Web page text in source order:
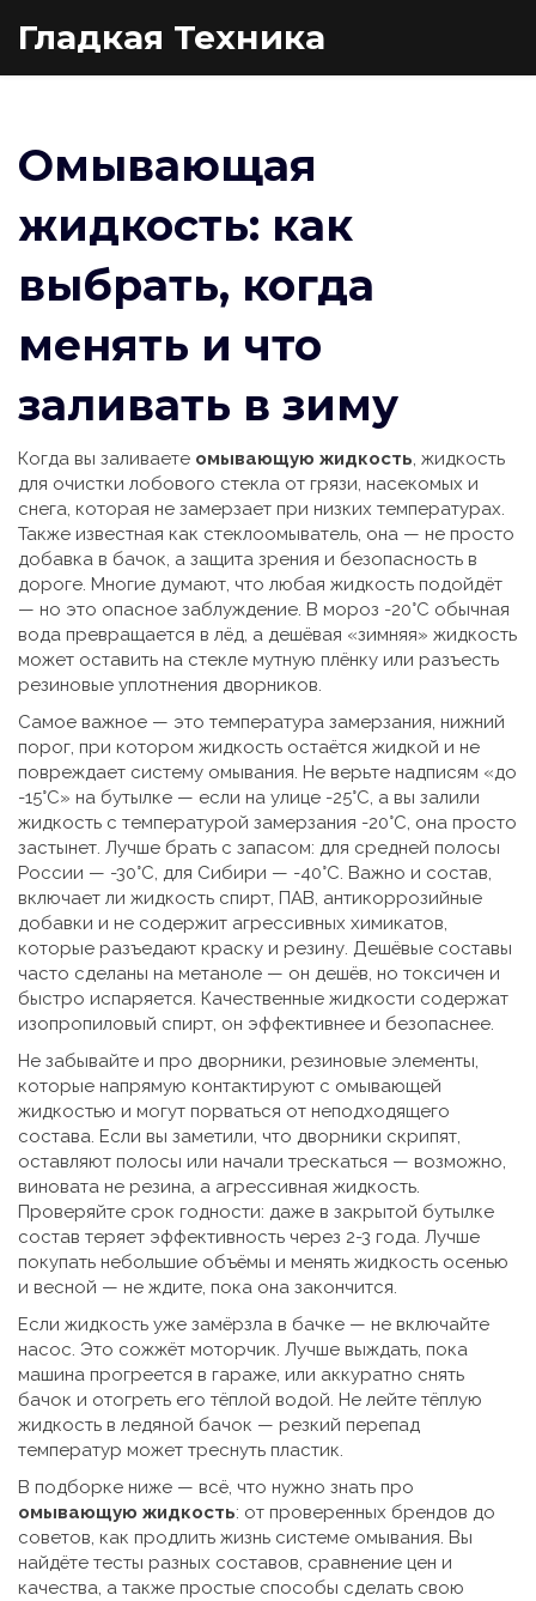
Гладкая Техника
Омывающая
жидкость: как
выбрать, когда
менять и что
заливать в зиму
Когда вы заливаете омывающую жидкость, жидкость
для очистки лобового стекла от грязи, насекомых и
снега, которая не замерзает при низких температурах.
Также известная как стеклоомыватель, она — не просто
добавка в бачок, а защита зрения и безопасность в
дороге. Многие думают, что любая жидкость подойдёт
— но это опасное заблуждение. В мороз -20°C обычная
вода превращается в лёд, а дешёвая «зимняя» жидкость
может оставить на стекле мутную плёнку или разъесть
резиновые уплотнения дворников.
Самое важное — это температура замерзания, нижний
порог, при котором жидкость остаётся жидкой и не
повреждает систему омывания. Не верьте надписям «до
-15°C» на бутылке — если на улице -25°C, а вы залили
жидкость с температурой замерзания -20°C, она просто
застынет. Лучше брать с запасом: для средней полосы
России — -30°C, для Сибири — -40°C. Важно и состав,
включает ли жидкость спирт, ПАВ, антикоррозийные
добавки и не содержит агрессивных химикатов,
которые разъедают краску и резину. Дешёвые составы
часто сделаны на метаноле — он дешёв, но токсичен и
быстро испаряется. Качественные жидкости содержат
изопропиловый спирт, он эффективнее и безопаснее.
Не забывайте и про дворники, резиновые элементы,
которые напрямую контактируют с омывающей
жидкостью и могут порваться от неподходящего
состава. Если вы заметили, что дворники скрипят,
оставляют полосы или начали трескаться — возможно,
виновата не резина, а агрессивная жидкость.
Проверяйте срок годности: даже в закрытой бутылке
состав теряет эффективность через 2-3 года. Лучше
покупать небольшие объёмы и менять жидкость осенью
и весной — не ждите, пока она закончится.
Если жидкость уже замёрзла в бачке — не включайте
насос. Это сожжёт моторчик. Лучше выждать, пока
машина прогреется в гараже, или аккуратно снять
бачок и отогреть его тёплой водой. Не лейте тёплую
жидкость в ледяной бачок — резкий перепад
температур может треснуть пластик.
В подборке ниже — всё, что нужно знать про
омывающую жидкость: от проверенных брендов до
советов, как продлить жизнь системе омывания. Вы
найдёте тесты разных составов, сравнение цен и
качества, а также простые способы сделать свою